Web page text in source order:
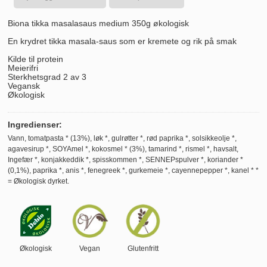
Biona tikka masalasaus medium 350g økologisk
En krydret tikka masala-saus som er kremete og rik på smak
Kilde til protein
Meierifri
Sterkhetsgrad 2 av 3
Vegansk
Økologisk
Ingredienser:
Vann, tomatpasta * (13%), løk *, gulrøtter *, rød paprika *, solsikkeolje *,
agavesirup *, SOYAmel *, kokosmel * (3%), tamarind *, rismel *, havsalt,
Ingefær *, konjakkeddik *, spisskommen *, SENNEPspulver *, koriander *
(0,1%), paprika *, anis *, fenegreek *, gurkemeie *, cayennepepper *, kanel * *
= Økologisk dyrket.
Økologisk Vegan Glutenfritt